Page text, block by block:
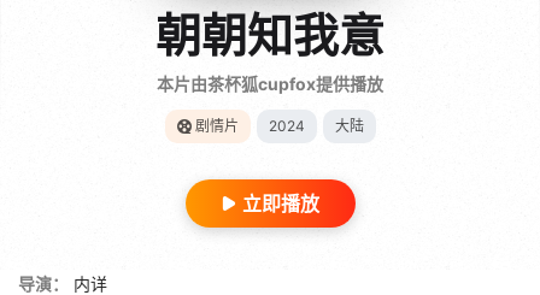
朝朝知我意
本片由茶杯狐cupfox提供播放
剧情片 2024 大陆
立即播放
导演：
内详